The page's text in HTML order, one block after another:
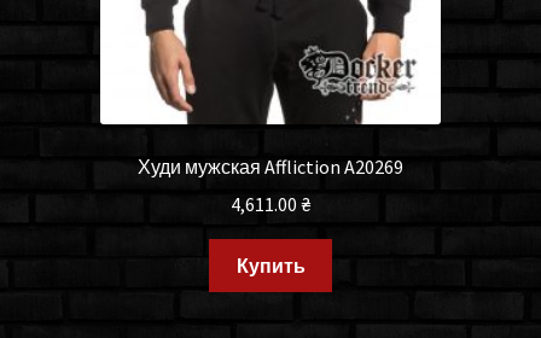
Худи мужская Affliction A20269
4,611.00 ₴
Купить